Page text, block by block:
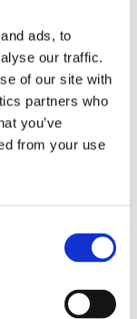
ads, to
our traffic.
of our site with
partners who
you’ve
from your use